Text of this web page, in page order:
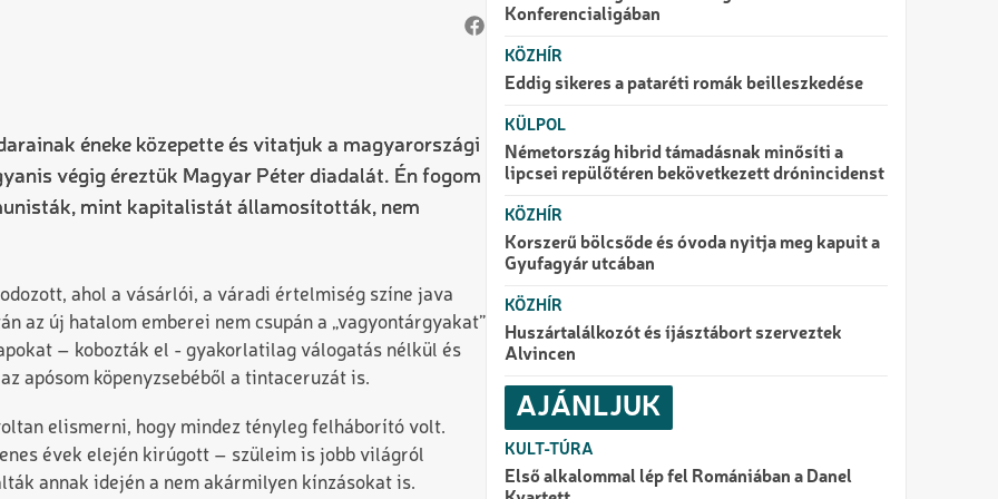
éneke közepette és vitatjuk a magyarországi
végig éreztük Magyar Péter diadalát. Én fogom
mint kapitalistát államosították, nem
ahol a vásárlói, a váradi értelmiség színe java
az új hatalom emberei nem csupán a „vagyontárgyakat”
– kobozták el - gyakorlatilag válogatás nélkül és
apósom köpenyzsebéből a tintaceruzát is.
elismerni, hogy mindez tényleg felháborító volt.
évek elején kirúgott – szüleim is jobb világról
annak idején a nem akármilyen kínzásokat is.
Konferencialigában
KÖZHÍR
Eddig sikeres a pataréti romák beilleszkedése
KÜLPOL
Németország hibrid támadásnak minősíti a
lipcsei repülőtéren bekövetkezett drónincidenst
KÖZHÍR
Korszerű bölcsőde és óvoda nyitja meg kapuit a
Gyufagyár utcában
KÖZHÍR
Huszártalálkozót és íjásztábort szerveztek
Alvincen
AJÁNLJUK
KULT-TÚRA
Első alkalommal lép fel Romániában a Danel